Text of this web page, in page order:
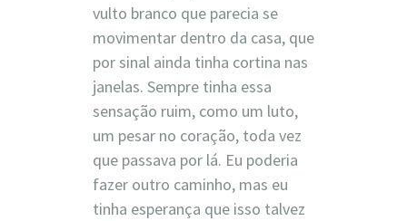
vulto branco que parecia se
movimentar dentro da casa, que
por sinal ainda tinha cortina nas
janelas. Sempre tinha essa
sensação ruim, como um luto,
um pesar no coração, toda vez
que passava por lá. Eu poderia
fazer outro caminho, mas eu
tinha esperança que isso talvez